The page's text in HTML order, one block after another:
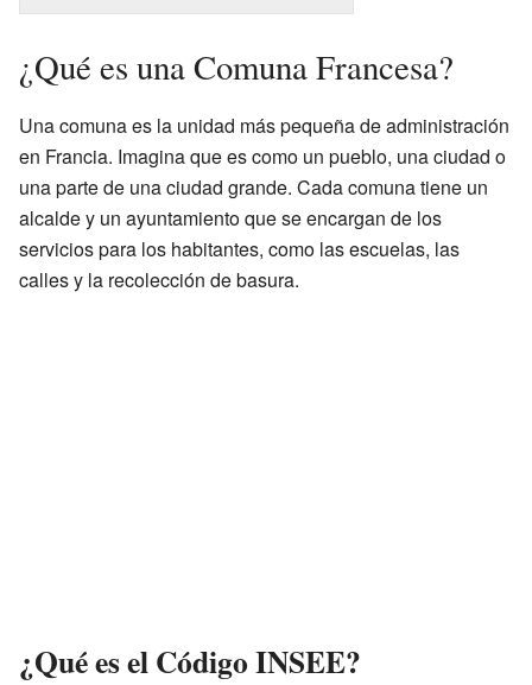
¿Qué es una Comuna Francesa?
Una comuna es la unidad más pequeña de administración
en Francia. Imagina que es como un pueblo, una ciudad o
una parte de una ciudad grande. Cada comuna tiene un
alcalde y un ayuntamiento que se encargan de los
servicios para los habitantes, como las escuelas, las
calles y la recolección de basura.
¿Qué es el Código INSEE?